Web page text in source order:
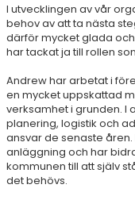
I utvecklingen av vår
behov av att ta nästa
därför mycket glada
har tackat ja till rollen
Andrew har arbetat i
en mycket uppskattad
verksamhet i grunden. I
planering, logistik och
ansvar de senaste
anläggning och har
kommunen till att själv
det behövs.